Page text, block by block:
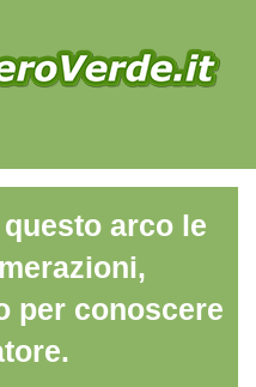
arco le
per conoscere